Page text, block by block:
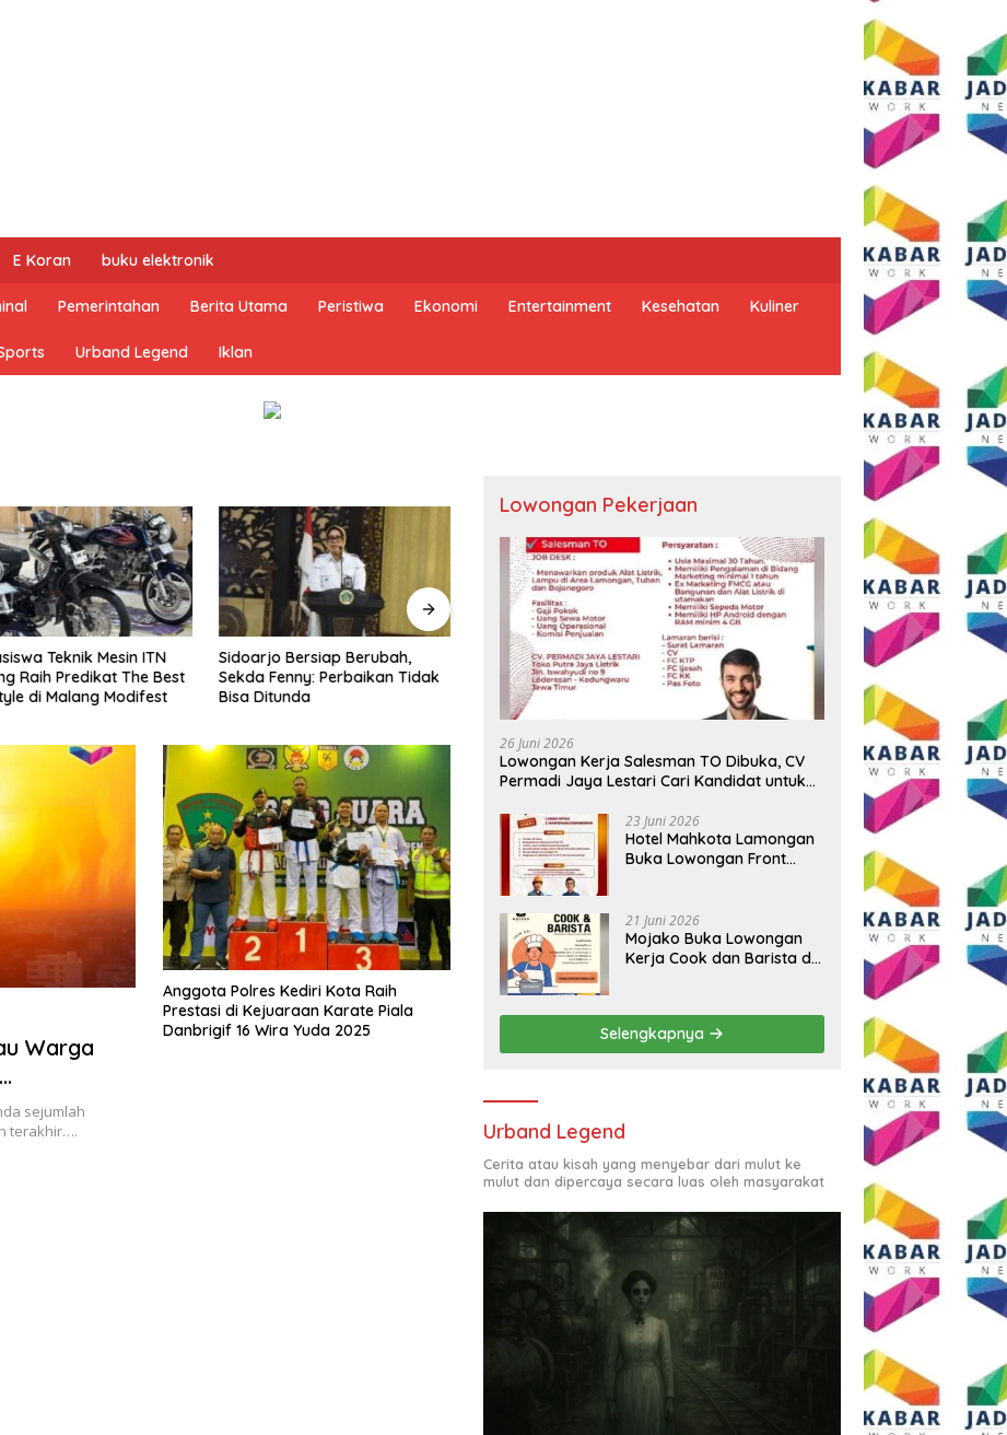
E Koran buku elektronik
Pemerintahan Berita Utama Peristiwa Ekonomi Entertainment Kesehatan Kuliner
Urband Legend Iklan
Teknik Mesin ITN
Raih Predikat The Best
di Malang Modifest
Sidoarjo Bersiap Berubah,
Sekda Fenny: Perbaikan Tidak
Bisa Ditunda
Bukan Sekadar Ngopi, Presiden
LIRA Andi Syafrani
Konsolidasikan Kekuatan
Organisasi di Malang
Sambut HUT RI ke-81, Grand
Mercure Malang Mirama Gelar
Opening Ceremony Olimpiade
Agustusan 2026
Warga
sejumlah
terakhir….
Anggota Polres Kediri Kota Raih
Prestasi di Kejuaraan Karate Piala
Danbrigif 16 Wira Yuda 2025
Lowongan Pekerjaan
26 Juni 2026
Lowongan Kerja Salesman TO Dibuka, CV
Permadi Jaya Lestari Cari Kandidat untuk
23 Juni 2026
Hotel Mahkota Lamongan
Buka Lowongan Front
Syaratnya
21 Juni 2026
Mojako Buka Lowongan
Kerja Cook dan Barista di
Selengkapnya
Urband Legend
Cerita atau kisah yang menyebar dari mulut ke
mulut dan dipercaya secara luas oleh masyarakat